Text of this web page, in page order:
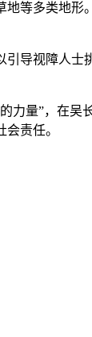
等多类地
导视障人
量”，在
责任。